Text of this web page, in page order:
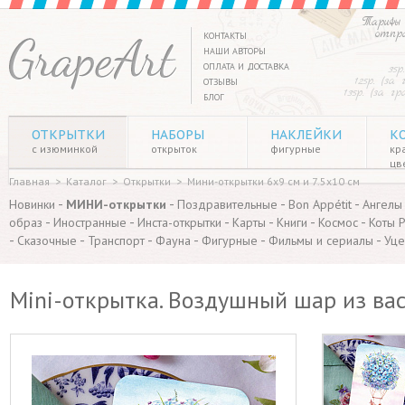
Тарифы
125р. (за
135р. (за
КОНТАКТЫ
НАШИ АВТОРЫ
ОПЛАТА И ДОСТАВКА
ОТЗЫВЫ
БЛОГ
ОТКРЫТКИ
с изюминкой
НАБОРЫ
открыток
НАКЛЕЙКИ
фигурные
Главная > Каталог > Открытки > Мини-открытки 6х9 см и 7.5х10 см
Новинки - МИНИ-открытки - Поздравительные - Bon Appétit -
образ - Иностранные - Инста-открытки - Карты - Книги - Космос - Коты
- Сказочные - Транспорт- Фауна - Фигурные - Фильмы и сериалы -
Mini-открытка. Воздушный шар из